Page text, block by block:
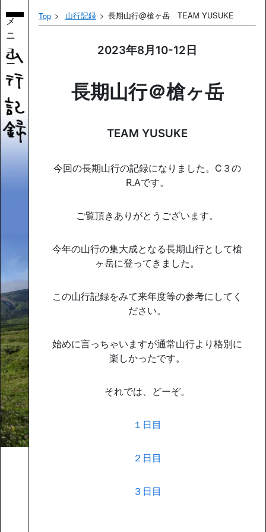
メ
ニ
ュ
ー
Top 山行記録 長期山行@槍ヶ岳 TEAM YUSUKE
2023年8月10-12日
長期山行＠槍ヶ岳
TEAM YUSUKE
今回の長期山行の記録になりました。C３の
R.Aです。
ご覧頂きありがとうございます。
今年の山行の集大成となる長期山行として槍
ヶ岳に登ってきました。
この山行記録をみて来年度等の参考にしてく
ださい。
始めに言っちゃいますが通常山行より格別に
楽しかったです。
それでは、どーぞ。
１日目
２日目
３日目